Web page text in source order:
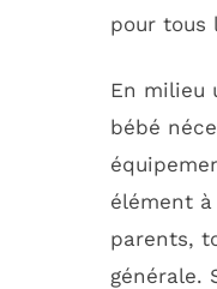
pour tous
En milieu
bébé
élément
parents,
générale.